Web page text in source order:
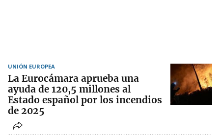
UNIÓN EUROPEA
La Eurocámara aprueba una
ayuda de 120,5 millones al
Estado español por los incendios
de 2025